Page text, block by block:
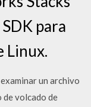
para
Linux.
un archivo
de volcado de